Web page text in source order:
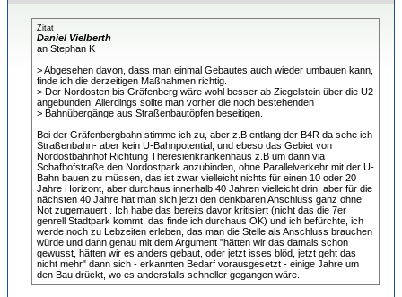
Zitat
Daniel Vielberth
an Stephan K
> Abgesehen davon, dass man einmal Gebautes auch wieder umbauen kann,
finde ich die derzeitigen Maßnahmen richtig.
> Der Nordosten bis Gräfenberg wäre wohl besser ab Ziegelstein über die U2
angebunden. Allerdings sollte man vorher die noch bestehenden
> Bahnübergänge aus Straßenbautöpfen beseitigen.
Bei der Gräfenbergbahn stimme ich zu, aber z.B entlang der B4R da sehe ich
Straßenbahn- aber kein U-Bahnpotential, und ebeso das Gebiet von
Nordostbahnhof Richtung Theresienkrankenhaus z.B um dann via
Schafhofstraße den Nordostpark anzubinden, ohne Parallelverkehr mit der U-
Bahn bauen zu müssen, das ist zwar vielleicht nichts für einen 10 oder 20
Jahre Horizont, aber durchaus innerhalb 40 Jahren vielleicht drin, aber für die
nächsten 40 Jahre hat man sich jetzt den denkbaren Anschluss ganz ohne
Not zugemauert . Ich habe das bereits davor kritisiert (nicht das die 7er
genrell Stadtpark kommt, das finde ich durchaus OK) und ich befürchte, ich
werde noch zu Lebzeiten erleben, das man die Stelle als Anschluss brauchen
würde und dann genau mit dem Argument "hätten wir das damals schon
gewusst, hätten wir es anders gebaut, oder jetzt isses blöd, jetzt geht das
nicht mehr" dann sich - erkannten Bedarf vorausgesetzt - einige Jahre um
den Bau drückt, wo es andersfalls schneller gegangen wäre.